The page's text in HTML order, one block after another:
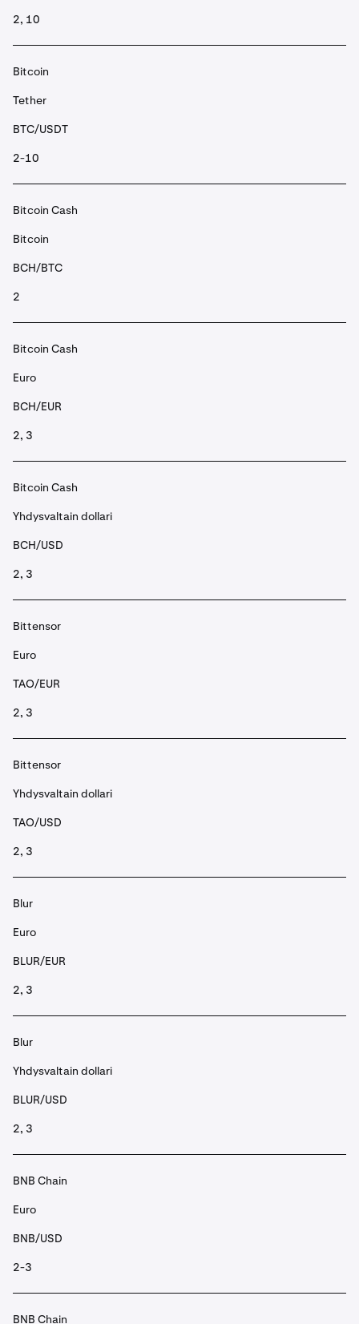
2, 10
Bitcoin
Tether
BTC/USDT
2-10
Bitcoin Cash
Bitcoin
BCH/BTC
2
Bitcoin Cash
Euro
BCH/EUR
2, 3
Bitcoin Cash
Yhdysvaltain dollari
BCH/USD
2, 3
Bittensor
Euro
TAO/EUR
2, 3
Bittensor
Yhdysvaltain dollari
TAO/USD
2, 3
Blur
Euro
BLUR/EUR
2, 3
Blur
Yhdysvaltain dollari
BLUR/USD
2, 3
BNB Chain
Euro
BNB/USD
2-3
BNB Chain